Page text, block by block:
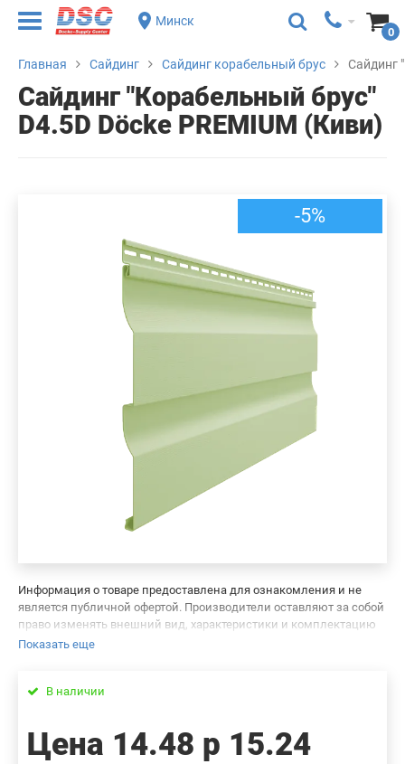
Минск
0
Главная Сайдинг Сайдинг корабельный брус Сайдинг
Сайдинг "Корабельный брус"
D4.5D Döcke PREMIUM (Киви)
-5%
Информация о товаре предоставлена для ознакомления и не
является публичной офертой. Производители оставляют за собой
право изменять внешний вид, характеристики и комплектацию
товара, предварительно не уведомляя продавцов и потребителей.
фотографиях товара. Будем благодарны вам за сообщение об
Показать еще
В наличии
Цена 14.48 р 15.24